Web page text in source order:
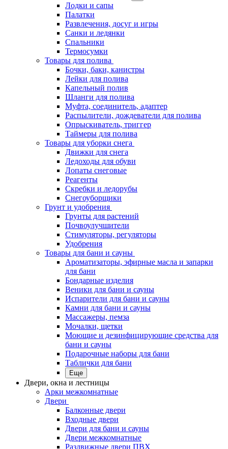
Лодки и сапы
Палатки
Развлечения, досуг и игры
Санки и ледянки
Спальники
Термосумки
Товары для полива
Бочки, баки, канистры
Лейки для полива
Капельный полив
Шланги для полива
Муфта, соединитель, адаптер
Распылители, дождеватели для полива
Опрыскиватель, триггер
Таймеры для полива
Товары для уборки снега
Движки для снега
Ледоходы для обуви
Лопаты снеговые
Реагенты
Скребки и ледорубы
Снегоуборщики
Грунт и удобрения
Грунты для растений
Почвоулучшители
Стимуляторы, регуляторы
Удобрения
Товары для бани и сауны
Ароматизаторы, эфирные масла и запарки
для бани
Бондарные изделия
Веники для бани и сауны
Испарители для бани и сауны
Камни для бани и сауны
Массажеры, пемза
Мочалки, щетки
Моющие и дезинфицирующие средства для
бани и сауны
Подарочные наборы для бани
Таблички для бани
Еще
Двери, окна и лестницы
Арки межкомнатные
Двери
Балконные двери
Входные двери
Двери для бани и сауны
Двери межкомнатные
Раздвижные двери ПВХ